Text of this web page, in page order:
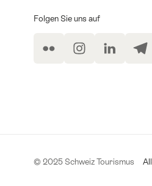
Anmeldung
Folgen Sie uns auf
Flickr InstagramLinkedIn
© 2025 Schweiz Tourismus